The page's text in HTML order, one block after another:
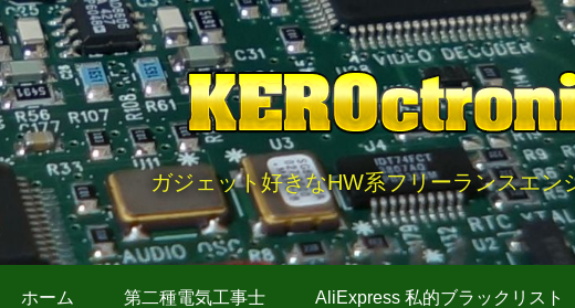
ガジェット好きなHW系フリーランスエン
ホーム 第二種電気工事士 AliExpress 私的ブラックリスト